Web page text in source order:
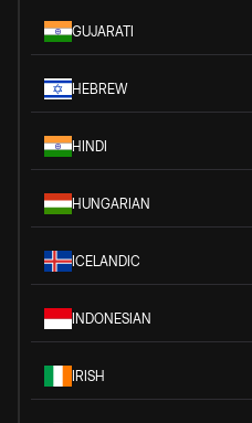
GUJARATI
HEBREW
HINDI
HUNGARIAN
ICELANDIC
INDONESIAN
IRISH